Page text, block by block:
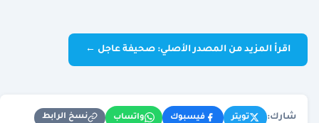
اقرأ المزيد من المصدر الأصلي: صحيفة عاجل ←
شارك: تويتر فيسبوك واتساب نسخ الرابط